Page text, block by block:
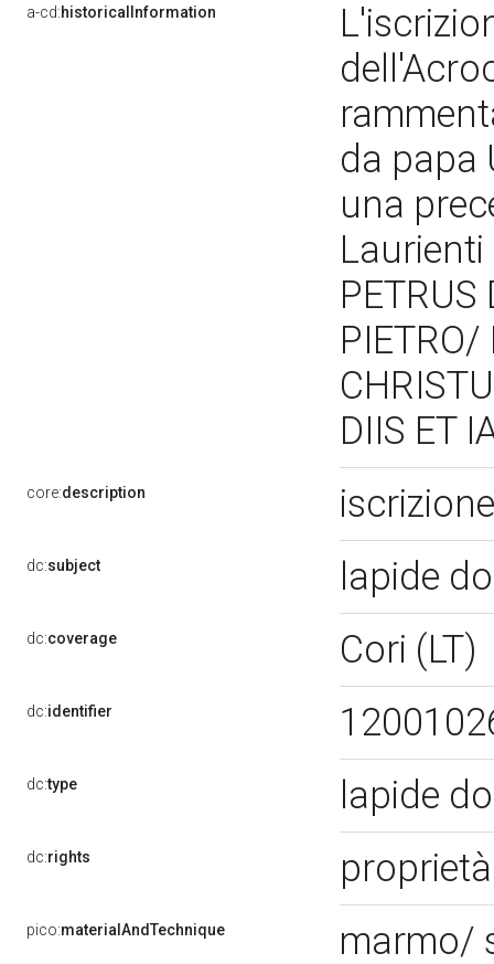
a-cd:historicalInformation
da papa
una
Laurienti
PETRUS
PIETRO/
DIIS ET
core:description
dc:subject lapide
dc:coverage Cori (LT)
dc:identifier
dc:type lapide
dc:rights
pico:materialAndTechnique marmo/